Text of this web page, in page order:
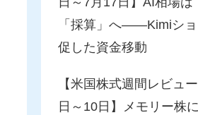
「採算」へ――Kimiシ
促した資金移動
【米国株式週間レビュ
日～10日】メモリー株